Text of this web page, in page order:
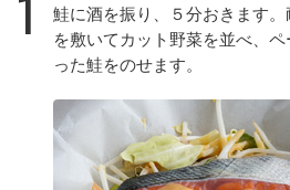
鮭に酒を振り、５分おきます
を敷いてカット野菜を並べ、
った鮭をのせます。